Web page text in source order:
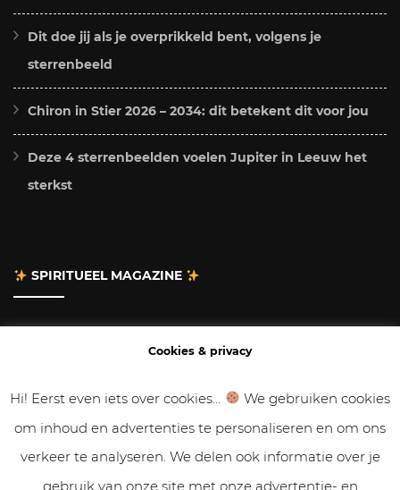
Dit doe jij als je overprikkeld bent, volgens je
sterrenbeeld
Chiron in Stier 2026 – 2034: dit betekent dit voor jou
Deze 4 sterrenbeelden voelen Jupiter in Leeuw het
sterkst
SPIRITUEEL MAGAZINE
Gastbloggen
Samenwerken
Cookies & privacy
Hi! Eerst even iets over cookies...
We gebruiken cookies
om inhoud en advertenties te personaliseren en om ons
verkeer te analyseren. We delen ook informatie over je
gebruik van onze site met onze advertentie- en